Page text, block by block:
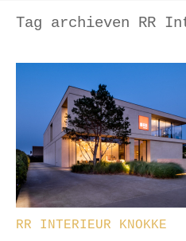
Tag archieven RR
RR INTERIEUR KNOKKE